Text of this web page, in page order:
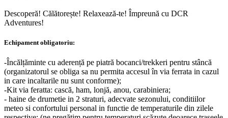
Descoperă! Călătorește! Relaxează-te! Împreună cu DCR
Adventures!
Echipament obligatoriu:
-Încălțăminte cu aderență pe piatră bocanci/trekkeri pentru stâncă
(organizatorul se obliga sa nu permita accesul în via ferrata in cazul
in care incaltarile nu sunt conforme);
-Kit via feratta: cască, ham, lonjă, anou, carabiniera;
- haine de drumetie in 2 straturi, adecvate sezonului, conditiilor
meteo si confortului personal in functie de temperaturile din zilele